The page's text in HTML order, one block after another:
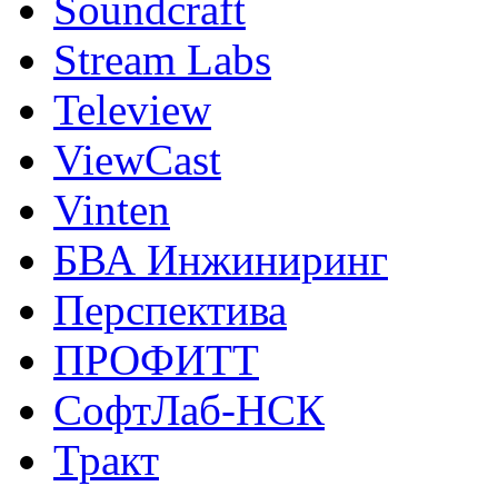
Soundcraft
Stream Labs
Teleview
ViewCast
Vinten
БВА Инжиниринг
Перспектива
ПРОФИТТ
СофтЛаб-НСК
Тракт